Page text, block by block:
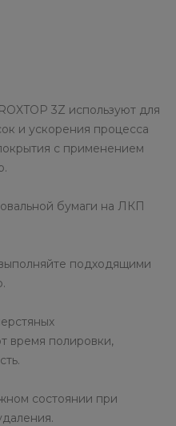
3Z используют для
и ускорения процесса
с применением
бумаги на ЛКП
подходящими
время полировки,
состоянии при